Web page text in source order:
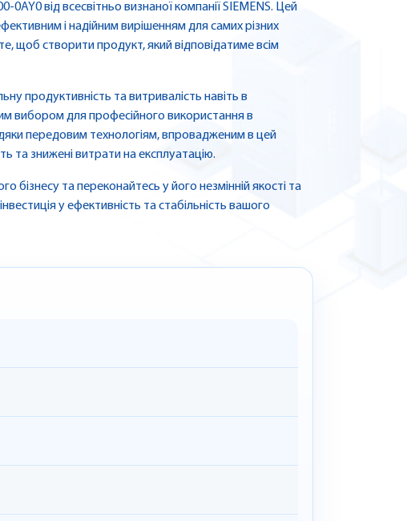
від всесвітньо визнаної компанії SIEMENS. Цей
і надійним вирішенням для самих різних
щоб створити продукт, який відповідатиме всім
продуктивність та витривалість навіть в
вибором для професійного використання в
передовим технологіям, впровадженим в цей
та знижені витрати на експлуатацію.
бізнесу та переконайтесь у його незмінній якості та
у ефективність та стабільність вашого